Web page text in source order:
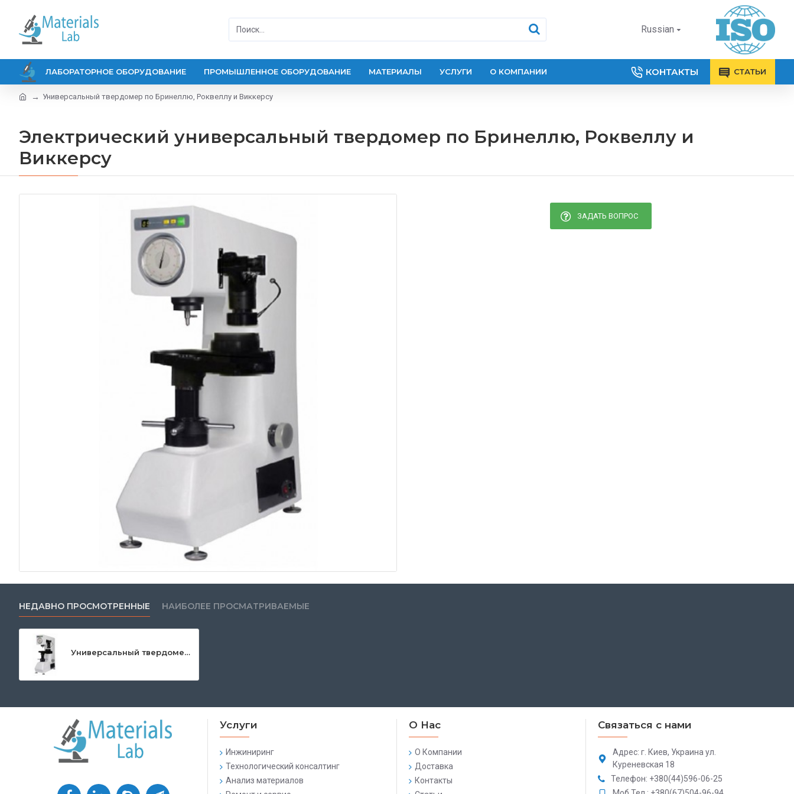
Russian
ЛАБОРАТОРНОЕ ОБОРУДОВАНИЕ ПРОМЫШЛЕННОЕ ОБОРУДОВАНИЕ МАТЕРИАЛЫ УСЛУГИ О КОМПАНИИ КОНТАКТЫ СТАТЬИ
Универсальный твердомер по Бринеллю, Роквеллу и Виккерсу
Электрический универсальный твердомер по Бринеллю, Роквеллу и
Виккерсу
ЗАДАТЬ ВОПРОС
НЕДАВНО ПРОСМОТРЕННЫЕ НАИБОЛЕЕ ПРОСМАТРИВАЕМЫЕ
Универсальный твердомер по Бринеллю, Роквеллу и Виккерсу
Услуги
Инжиниринг
Технологический консалтинг
Анализ материалов
О Нас
О Компании
Доставка
Контакты
Связаться с нами
Адрес: г. Киев, Украина ул.
Куреневская 18
Телефон: +380(44)596-06-25